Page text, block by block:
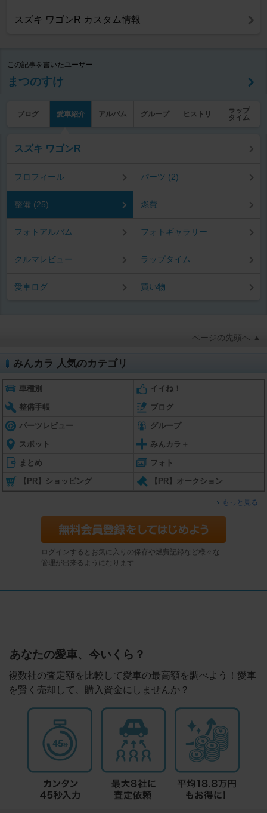
スズキ ワゴンR カスタム情報
この記事を書いたユーザー
まつのすけ
ブログ 愛車紹介 アルバム グループ ヒストリ
ラップ
タイム
スズキ ワゴンR
プロフィール パーツ (2)
整備 (25) 燃費
フォトアルバム フォトギャラリー
クルマレビュー ラップタイム
愛車ログ 買い物
ページの先頭へ ▲
みんカラ 人気のカテゴリ
車種別 イイね！
整備手帳 ブログ
パーツレビュー グループ
スポット みんカラ＋
まとめ フォト
【PR】ショッピング 【PR】オークション
もっと見る
ログインするとお気に入りの保存や燃費記録など様々な
管理が出来るようになります
あなたの愛車、今いくら？
複数社の査定額を比較して愛車の最高額を調べよう！愛車
を賢く売却して、購入資金にしませんか？